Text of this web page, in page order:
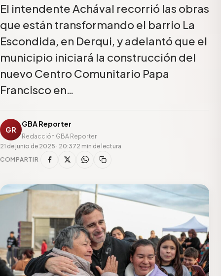
El intendente Achával recorrió las obras
que están transformando el barrio La
Escondida, en Derqui, y adelantó que el
municipio iniciará la construcción del
nuevo Centro Comunitario Papa
Francisco en…
GR
GBA Reporter
Redacción GBA Reporter
21 de junio de 2025 · 20:372 min de lectura
COMPARTIR